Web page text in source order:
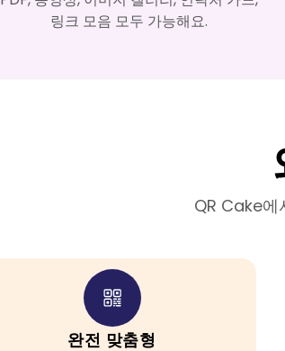
링크 모음 모두 가능해요.
QR Cake에
완전 맞춤형